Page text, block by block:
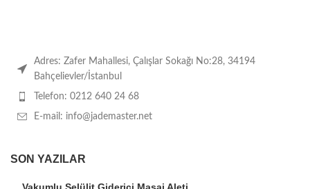
Adres: Zafer Mahallesi, Çalışlar Sokağı No:28, 34194
Bahçelievler/İstanbul
Telefon: 0212 640 24 68
E-mail: info@jademaster.net
SON YAZILAR